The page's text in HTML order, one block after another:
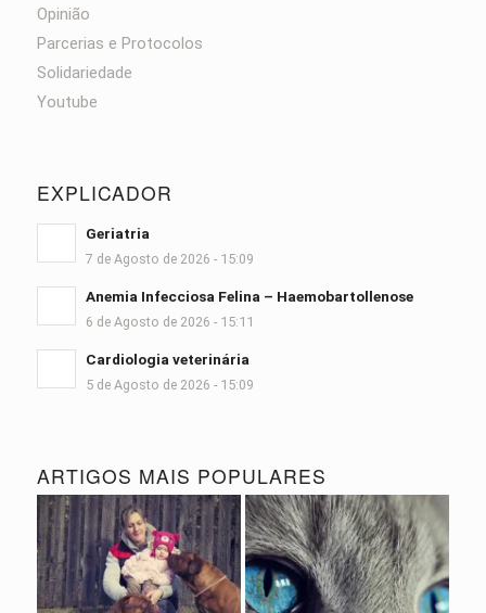
Opinião
Parcerias e Protocolos
Solidariedade
Youtube
EXPLICADOR
Geriatria
7 de Agosto de 2026 - 15:09
Anemia Infecciosa Felina – Haemobartollenose
6 de Agosto de 2026 - 15:11
Cardiologia veterinária
5 de Agosto de 2026 - 15:09
ARTIGOS MAIS POPULARES